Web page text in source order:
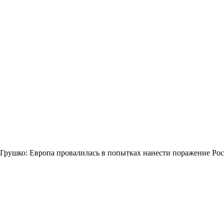
Грушко: Европа провалилась в попытках нанести поражение